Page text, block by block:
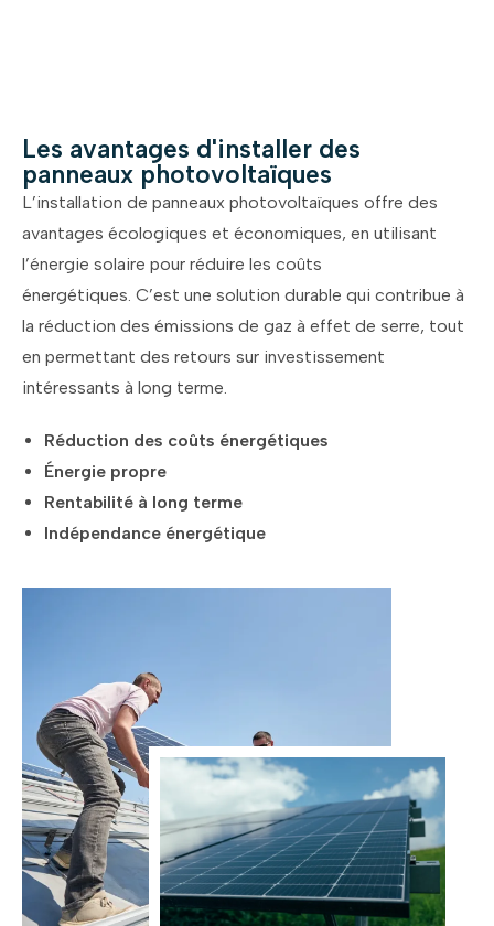
Les avantages d'installer des
panneaux photovoltaïques
L’installation de panneaux photovoltaïques offre des
avantages écologiques et économiques, en utilisant
l’énergie solaire pour réduire les coûts
énergétiques. C’est une solution durable qui contribue à
la réduction des émissions de gaz à effet de serre, tout
en permettant des retours sur investissement
intéressants à long terme.
Réduction des coûts énergétiques
Énergie propre
Rentabilité à long terme
Indépendance énergétique